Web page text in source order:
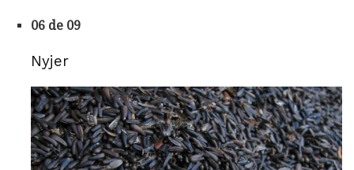
06 de 09
Nyjer